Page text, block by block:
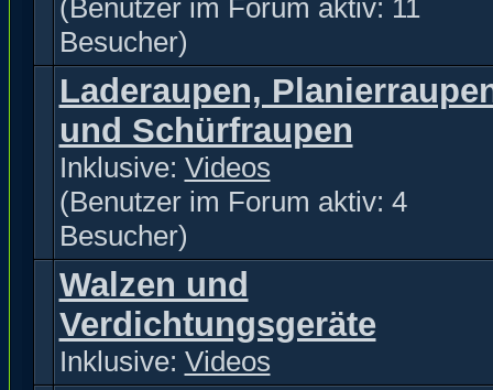
(Benutzer im Forum aktiv: 11
Besucher)
Laderaupen,
und Schürfraupen
Inklusive: Videos
(Benutzer im Forum aktiv: 4
Besucher)
Walzen und
Verdichtungsgeräte
Inklusive: Videos